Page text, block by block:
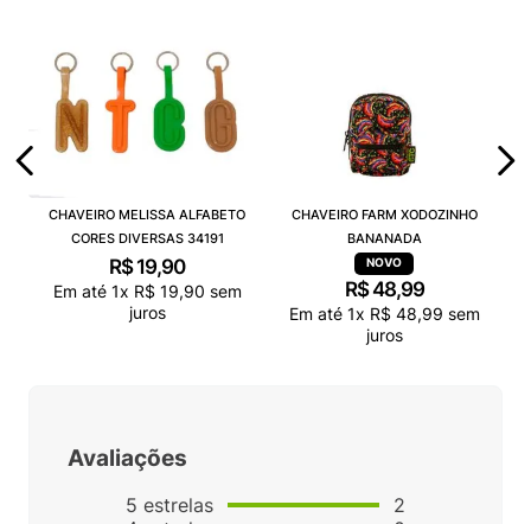
CHAVEIRO MELISSA ALFABETO
CORES DIVERSAS 34191
R$ 19,90
Em até 1x R$ 19,90 sem
juros
CHAVEIRO FARM XODOZINHO
BANANADA
R$48,99
Em até 1x R$ 48,99 sem
juros
Avaliações
5 estrelas
2